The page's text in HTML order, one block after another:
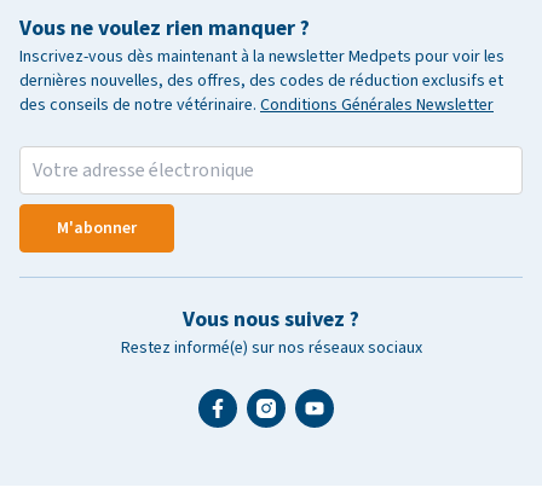
Vous ne voulez rien manquer ?
Inscrivez-vous dès maintenant à la newsletter Medpets pour voir les
dernières nouvelles, des offres, des codes de réduction exclusifs et
des conseils de notre vétérinaire. Conditions Générales Newsletter
M'abonner
Vous nous suivez ?
Restez informé(e) sur nos réseaux sociaux